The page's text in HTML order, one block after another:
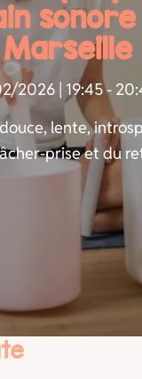
Marseille
2026 | 19:45 -
lente,
prise et du